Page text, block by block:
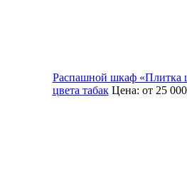
Распашной шкаф «Плитка
цвета табак Цена: от 25 000